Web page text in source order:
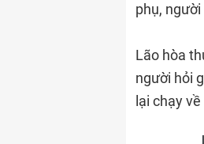
phụ,
Lão hòa
người hỏi
lại chạy